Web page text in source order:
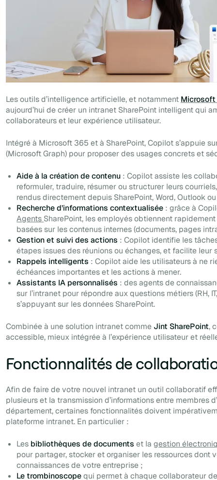
Les outils d’intelligence artificielle, et notamment
aujourd’hui de créer un intranet SharePoint intelligent qui
collaborateurs et leur expérience utilisateur.
Intégré à Microsoft 365 et à SharePoint, Copilot s’appuie
(Microsoft Graph) pour proposer des usages concrets et
Aide à la création de contenu : Copilot assiste les
reformuler, traduire, résumer ou structurer leurs
rendus directement depuis SharePoint, Word, Outlook ou
Recherche d’informations contextualisée : grâce à
Agents SharePoint, les employés obtiennent
basées sur les contenus internes (documents, pages
Gestion et suivi des actions : Copilot identifie les
étapes issues des réunions ou échanges, et facilite leur
Rappels intelligents : Copilot aide les utilisateurs à ne
échéances importantes et les actions à mener.
Assistants IA personnalisés : des agents de
sur l’intranet pour répondre aux questions métiers (RH,
s’appuyant sur les données SharePoint.
Combinée à une solution intranet comme Jint SharePoint,
accessible, mieux intégrée à l’expérience utilisateur et
Fonctionnalités de
Afin de faire de votre nouvel intranet un outil collaboratif
plusieurs et la transmission d’informations entre membres
département, certaines fonctionnalités doivent
plateforme intranet. En particulier :
Les bibliothèques de documents et lagestion
pour partager, stocker et organiser les ressources dont
connaissances de votre entreprise ;
Le trombinoscopequi permet à chaque collaborateur